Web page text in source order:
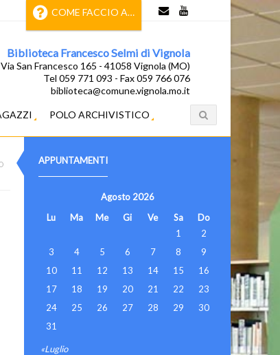
COME FACCIO A…
Biblioteca Francesco Selmi di Vignola
Via San Francesco 165 - 41058 Vignola (MO)
Tel 059 771 093 - Fax 059 766 076
biblioteca@comune.vignola.mo.it
POLO ARCHIVISTICO
APPUNTAMENTI
Agosto 2026
Lu
Ma Me Gi Ve Sa
Do
1
2
3
4 5 6 7 8
9
10
11 12 13 14 15
16
17
18 19 20 21 22
23
24
25 26 27 28 29
30
31
«Luglio